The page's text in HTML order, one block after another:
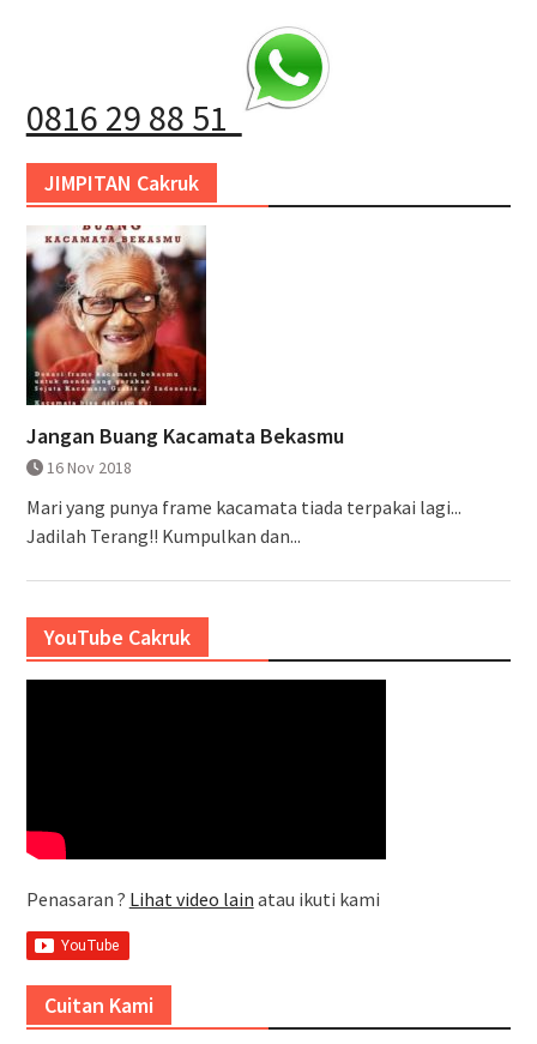
0816 29 88 51
JIMPITAN Cakruk
Jangan Buang Kacamata Bekasmu
16 Nov 2018
Mari yang punya frame kacamata tiada terpakai lagi...
Jadilah Terang!! Kumpulkan dan...
YouTube Cakruk
Penasaran ? Lihat video lain atau ikuti kami
Cuitan Kami